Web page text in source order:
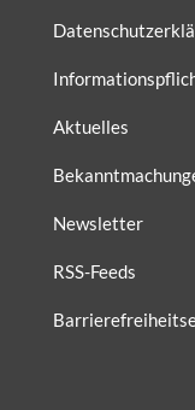
Aktuelles
Newsletter
RSS-Feeds